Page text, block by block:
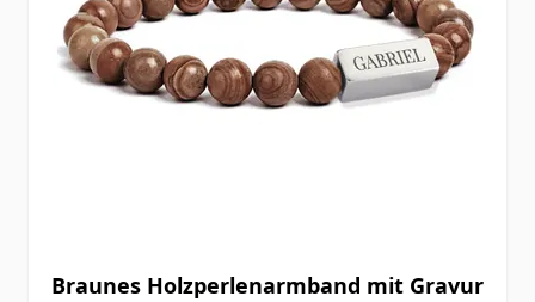
Braunes Holzperlenarmband mit Gravur